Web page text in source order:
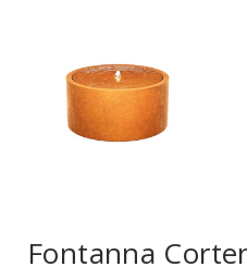
Fontanna